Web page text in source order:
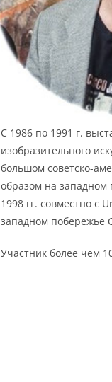
С 1986 по 1991 г.
изобразительного
большом советско-
образом на западном
1998 гг. совместно с
западном побережье
Участник более чем